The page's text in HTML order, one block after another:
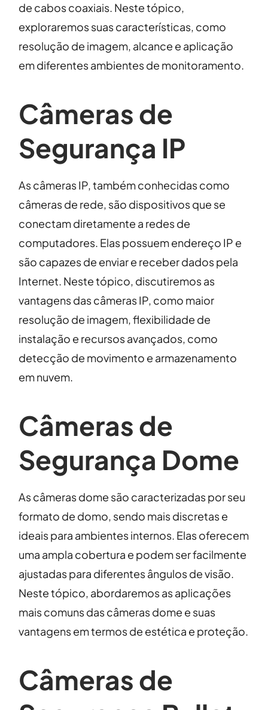
de cabos coaxiais. Neste tópico,
exploraremos suas características, como
resolução de imagem, alcance e aplicação
em diferentes ambientes de monitoramento.
Câmeras de
Segurança IP
As câmeras IP, também conhecidas como
câmeras de rede, são dispositivos que se
conectam diretamente a redes de
computadores. Elas possuem endereço IP e
são capazes de enviar e receber dados pela
Internet. Neste tópico, discutiremos as
vantagens das câmeras IP, como maior
resolução de imagem, flexibilidade de
instalação e recursos avançados, como
detecção de movimento e armazenamento
em nuvem.
Câmeras de
Segurança Dome
As câmeras dome são caracterizadas por seu
formato de domo, sendo mais discretas e
ideais para ambientes internos. Elas oferecem
uma ampla cobertura e podem ser facilmente
ajustadas para diferentes ângulos de visão.
Neste tópico, abordaremos as aplicações
mais comuns das câmeras dome e suas
vantagens em termos de estética e proteção.
Câmeras de